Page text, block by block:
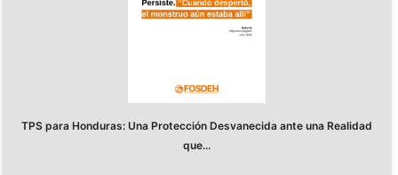
TPS para Honduras: Una Protección Desvanecida ante una Realidad
que...